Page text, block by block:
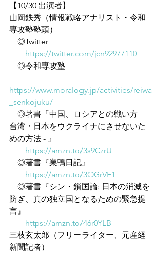
【10/30 出演者】
山岡鉄秀（情報戦略アナリスト・令和
専攻塾塾頭）
◎Twitter
https://twitter.com/jcn92977110
◎令和専攻塾
https://www.moralogy.jp/activities/reiwa
_senkojuku/
◎著書『中国、ロシアとの戦い方 -
台湾・日本をウクライナにさせないた
めの方法 - 』
https://amzn.to/3s9CzrU
◎著書『巣鴨日記』
https://amzn.to/3OGrVF1
◎著書『シン・鎖国論: 日本の消滅を
防ぎ、真の独立国となるための緊急提
言』
https://amzn.to/46r0YLB
三枝玄太郎（フリーライター、元産経
新聞記者）